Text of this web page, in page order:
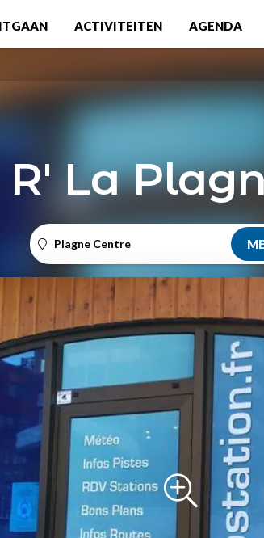
ACTIVITEITEN AGENDA
La
Plagne Centre